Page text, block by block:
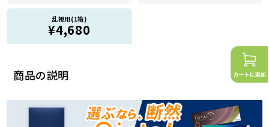
商品の説明
乱視用(1箱)
¥4,680